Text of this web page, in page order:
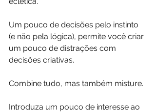
Um pouco de decisões pelo instinto
(e não pela lógica), permite você criar
um pouco de distrações com
decisões criativas.
Combine tudo, mas também misture.
Introduza um pouco de interesse ao